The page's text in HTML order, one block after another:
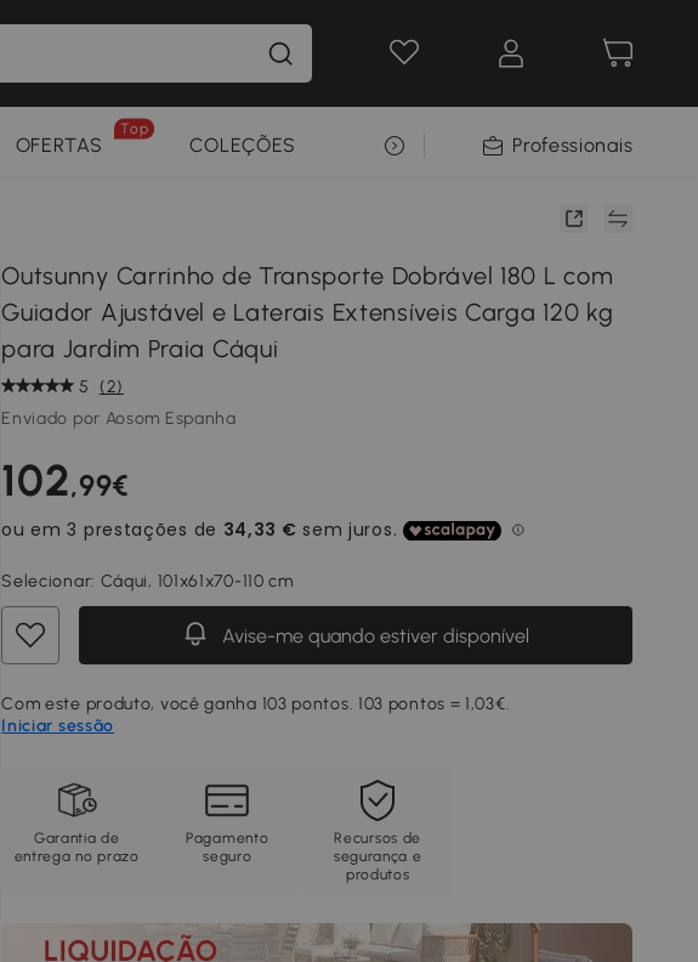
OFERTAS
Top
COLEÇÕES SELEÇÃO PREMIUMProfessionais
Outsunny Carrinho de Transporte Dobrável 180 L com
Guiador Ajustável e Laterais Extensíveis Carga 120 kg
para Jardim Praia Cáqui
5
(2)
Enviado por Aosom Espanha
102,99€
Selecionar: Cáqui, 101x61x70-110 cm
Avise-me quando estiver disponível
Com este produto, você ganha 103 pontos. 103 pontos = 1,03€.
Iniciar sessão
Garantia de
entrega no prazo
Pagamento
seguro
Recursos de
segurança e
produtos